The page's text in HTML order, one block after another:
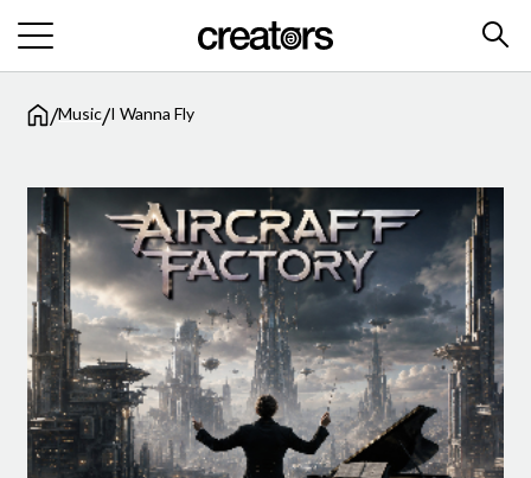
/Music/I Wanna Fly